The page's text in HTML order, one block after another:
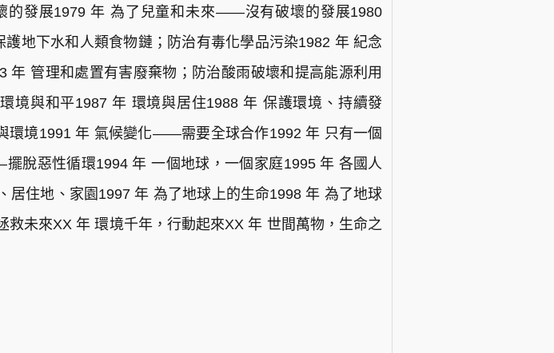
的發展1979 年 為了兒童和未來——沒有破壞的發展1980
地下水和人類食物鏈；防治有毒化學品污染1982 年 紀念
管理和處置有害廢棄物；防治酸雨破壞和提高能源利用
境與和平1987 年 環境與居住1988 年 保護環境、持續發
環境1991 年 氣候變化——需要全球合作1992 年 只有一個
惡性循環1994 年 一個地球，一個家庭1995 年 各國人
居住地、家園1997 年 為了地球上的生命1998 年 為了地球
未來XX 年 環境千年，行動起來XX 年 世間萬物，生命之